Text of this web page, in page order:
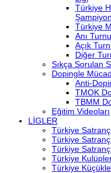
Türkiye
Türkiye
Anı
Açık
Diğer
Sıkça Sorulan
Dopingle
Anti-
TMOK
TBMM
Eğitim Videoları
LİGLER
Türkiye
Türkiye
Türkiye
Türkiye
Türkiye